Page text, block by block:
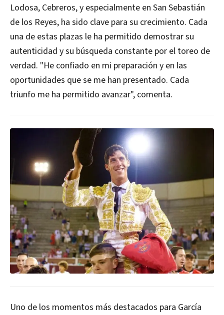
Lodosa, Cebreros, y especialmente en San Sebastián
de los Reyes, ha sido clave para su crecimiento. Cada
una de estas plazas le ha permitido demostrar su
autenticidad y su búsqueda constante por el toreo de
verdad. "He confiado en mi preparación y en las
oportunidades que se me han presentado. Cada
triunfo me ha permitido avanzar", comenta.
Uno de los momentos más destacados para García